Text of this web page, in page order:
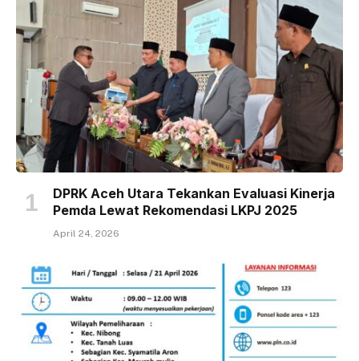
DPRK Aceh Utara Tekankan Evaluasi Kinerja
Pemda Lewat Rekomendasi LKPJ 2025
April 24, 2026